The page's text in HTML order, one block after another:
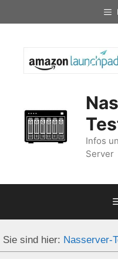
Infos
Server
Sie sind hier: Nasserver-